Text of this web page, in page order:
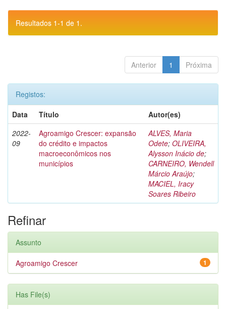
Resultados 1-1 de 1.
Anterior 1 Próxima
Registos:
Data
Título
Autor(es)
2022-
09
Agroamigo Crescer: expansão
do crédito e impactos
macroeconômicos nos
municípios
ALVES, Maria
Odete; OLIVEIRA,
Alysson Inácio de;
CARNEIRO, Wendell
Márcio Araújo;
MACIEL, Iracy
Soares Ribeiro
Refinar
Assunto
1
Agroamigo Crescer
Has File(s)